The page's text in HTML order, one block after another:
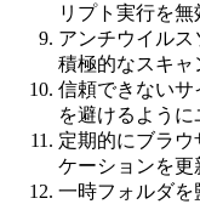
リプト実行を無
アンチウイルス
積極的なスキャ
信頼できないサ
を避けるよう
定期的にブラウ
ケーションを更
一時フォルダ